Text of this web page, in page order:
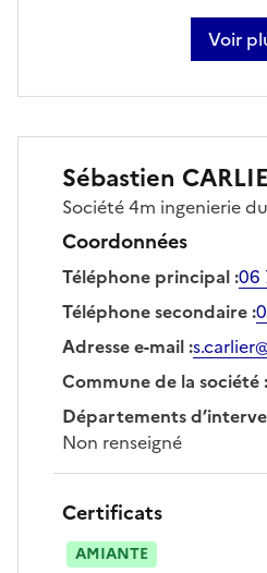
Voir
sur
Sébastien
Société4m ingenierie
Coordonnées
Téléphone principal:06
Téléphone secondaire:
Adresse e-mail:
Commune de la société:
Départements
Non renseigné
Certificats
AMIANTE